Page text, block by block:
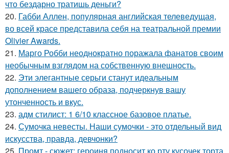
что бездарно тратишь деньги?
20. Габби Аллен, популярная английская телеведущая,
во всей красе представила себя на театральной премии
Olivier Awards.
21. Марго Робби неоднократно поражала фанатов своим
необычным взглядом на собственную внешность.
22. Эти элегантные серьги станут идеальным
дополнением вашего образа, подчеркнув вашу
утонченность и вкус.
23. адм стилист: 1 6/10 классное базовое платье.
24. Сумочка невесты. Наши сумочки - это отдельный вид
искусства, правда, девчонки?
25. Промт - сюжет: героиня подносит ко рту кусочек торта